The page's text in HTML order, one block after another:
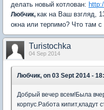
делать новый котлован:
Любчик, как на Ваш взгляд,
окна или терпимо? Что там с
Turistochka
04 Sep 2014
Любчик, on 03 Sept 2014 -
Добрый вечер всем!Была
корпус.Работа кипит,кладут